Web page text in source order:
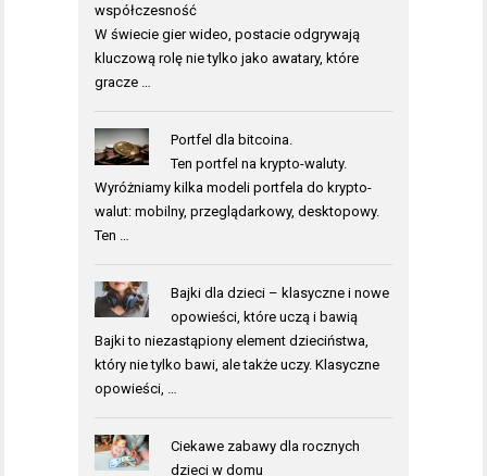
współczesność
W świecie gier wideo, postacie odgrywają
kluczową rolę nie tylko jako awatary, które
gracze …
Portfel dla bitcoina.
Ten portfel na krypto-waluty.
Wyróżniamy kilka modeli portfela do krypto-
walut: mobilny, przeglądarkowy, desktopowy.
Ten …
Bajki dla dzieci – klasyczne i nowe
opowieści, które uczą i bawią
Bajki to niezastąpiony element dzieciństwa,
który nie tylko bawi, ale także uczy. Klasyczne
opowieści, …
Ciekawe zabawy dla rocznych
dzieci w domu